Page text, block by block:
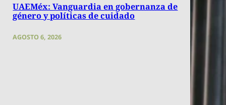
UAEMéx: Vanguardia en gobernanza de
género y políticas de cuidado
AGOSTO 6, 2026